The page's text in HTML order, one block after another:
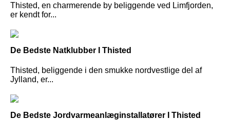
Thisted, en charmerende by beliggende ved Limfjorden,
er kendt for...
De Bedste Natklubber I Thisted
Thisted, beliggende i den smukke nordvestlige del af
Jylland, er...
De Bedste Jordvarmeanlæginstallatører I Thisted